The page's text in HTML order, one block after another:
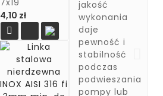
7x19
4,10 złCena

jakość
wykonania
daje
pewność i
stabilność
podczas
podwieszania
pompy lub